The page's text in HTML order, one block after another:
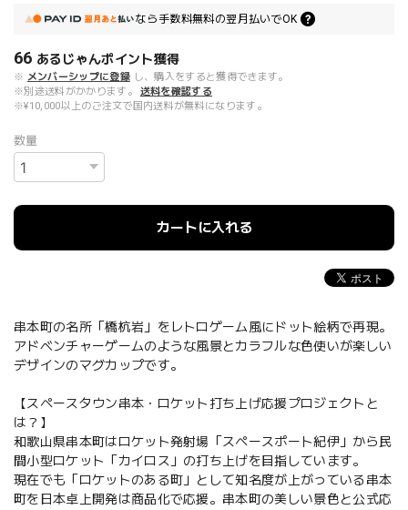
なら 手数料無料の翌月払いでOK
66 あるじゃんポイント獲得
※ メンバーシップに登録 し、購入をすると獲得できます。
※別途送料がかかります。
送料を確認する
※¥10,000以上のご注文で国内送料が無料になります。
数量
カートに入れる
串本町の名所「橋杭岩」をレトロゲーム風にドット絵柄で再現。
アドベンチャーゲームのような風景とカラフルな色使いが楽しい
デザインのマグカップです。
【スペースタウン串本・ロケット打ち上げ応援プロジェクトと
は？】
和歌山県串本町はロケット発射場「スペースポート紀伊」から民
間小型ロケット「カイロス」の打ち上げを目指しています。
現在でも「ロケットのある町」として知名度が上がっている串本
町を日本卓上開発は商品化で応援。串本町の美しい景色と公式応